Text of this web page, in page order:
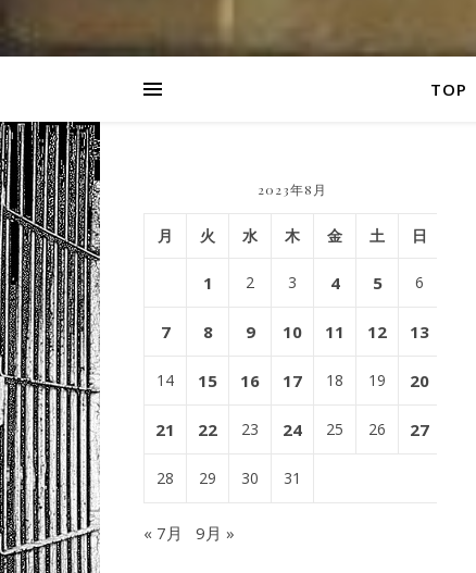
TOP
2023年8月
月 火 水 木 金 土 日
1 2 3 4 5 6
7 8 9 10 11 12 13
14 15 16 17 18 19 20
21 22 23 24 25 26 27
28 29 30 31
« 7月 9月 »